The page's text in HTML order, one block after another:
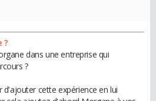
?
dans une entreprise qui
?
d'ajouter cette expérience en lui